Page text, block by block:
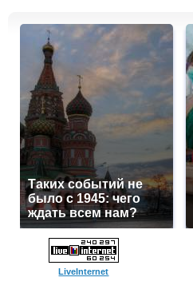
Таких событий не
было с 1945: чего
ждать всем нам?
LiveInternet